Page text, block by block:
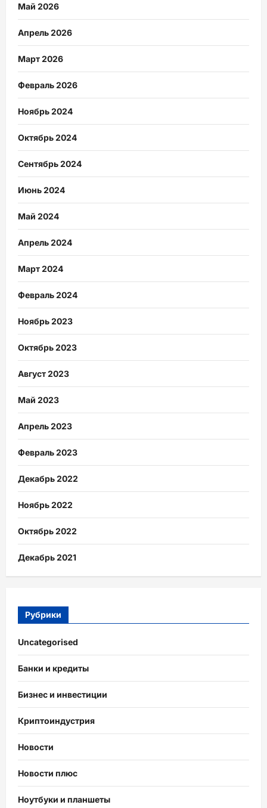
Май 2026
Апрель 2026
Март 2026
Февраль 2026
Ноябрь 2024
Октябрь 2024
Сентябрь 2024
Июнь 2024
Май 2024
Апрель 2024
Март 2024
Февраль 2024
Ноябрь 2023
Октябрь 2023
Август 2023
Май 2023
Апрель 2023
Февраль 2023
Декабрь 2022
Ноябрь 2022
Октябрь 2022
Декабрь 2021
Рубрики
Uncategorised
Банки и кредиты
Бизнес и инвестиции
Криптоиндустрия
Новости
Новости плюс
Ноутбуки и планшеты